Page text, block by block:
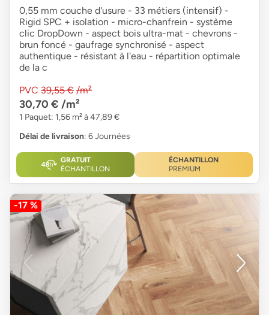
0,55 mm couche d'usure - 33 métiers (intensif) -
Rigid SPC + isolation - micro-chanfrein - système
clic DropDown - aspect bois ultra-mat - chevrons -
brun foncé - gaufrage synchronisé - aspect
authentique - résistant à l'eau - répartition optimale
de la c
PVC 39,55 € /m²
30,70 € /m²
1 Paquet: 1,56 m² à 47,89 €
Délai de livraison: 6 Journées
GRATUIT
ÉCHANTILLON
ÉCHANTILLON
PREMIUM
-17 %